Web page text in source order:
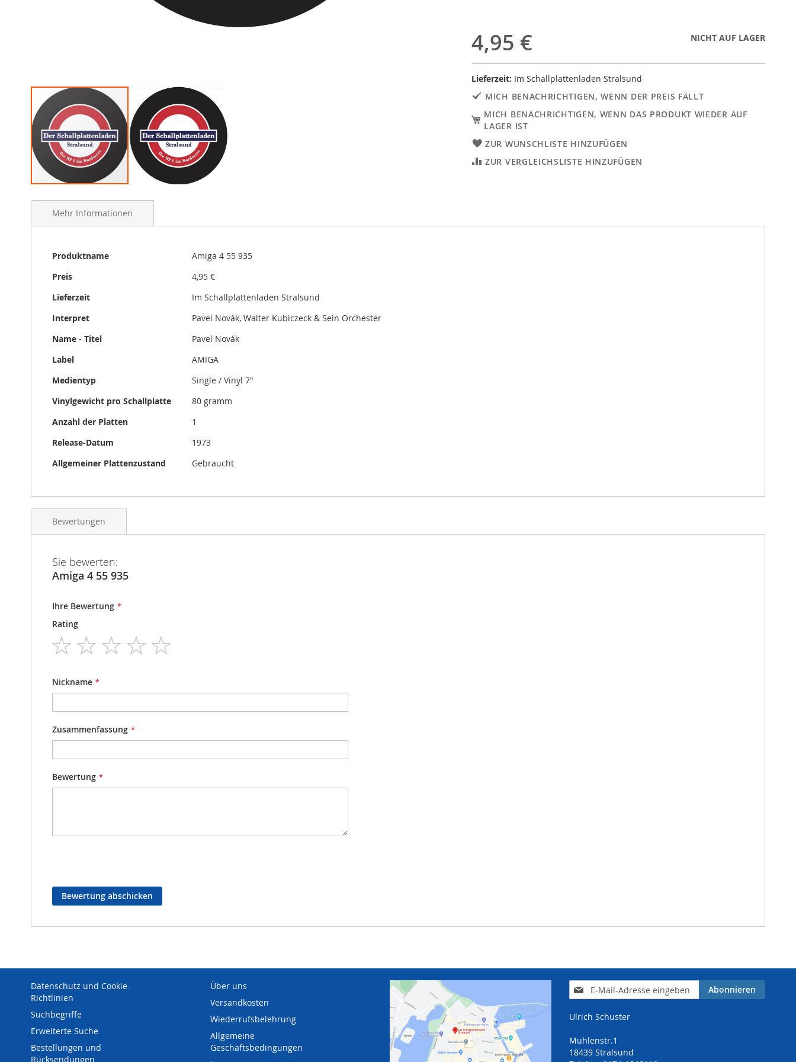
to
beginning
images
gallery
4,95 € NICHT AUF LAGER
Lieferzeit: Im Schallplattenladen Stralsund
MICH BENACHRICHTIGEN, WENN DER PREIS FÄLLT
MICH BENACHRICHTIGEN, WENN DAS PRODUKT WIEDER AUF
LAGER IST
ZUR WUNSCHLISTE HINZUFÜGEN
ZUR VERGLEICHSLISTE HINZUFÜGEN
Mehr Informationen
Mehr
Produktname
Amiga 4 55 935
Preis
4,95 €
Lieferzeit
Im Schallplattenladen Stralsund
Interpret
Pavel Novák, Walter Kubiczeck & Sein Orchester
Name - Titel
Pavel Novák
Label
AMIGA
Medientyp
Single / Vinyl 7"
Vinylgewicht pro Schallplatte
80 gramm
Anzahl der Platten
1
Release-Datum
1973
Allgemeiner Plattenzustand
Gebraucht
Bewertungen
Sie bewerten:
Amiga 4 55 935
Ihre Bewertung
Rating
1
star
2
stars
3
stars
4
stars
Nickname
Zusammenfassung
Bewertung
Bewertung abschicken
Datenschutz und Cookie-
Richtlinien
Suchbegriffe
Erweiterte Suche
Bestellungen und
Rücksendungen
Über uns
Versandkosten
Wiederrufsbelehrung
Allgemeine
Geschäftsbedingungen
Anmeldung
zum
Abonnieren
Ulrich Schuster
Mühlenstr.1
18439 Stralsund